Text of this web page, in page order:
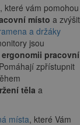
které vám pomohou
místo a zvýšit
a držáky
jsou
pracovní
zpřístupnit
těla a
místa, které Vám